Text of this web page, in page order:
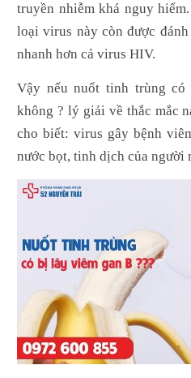
truyền nhiễm khá nguy
loại virus này còn được
nhanh hơn cả virus HIV.
Vậy nếu nuốt tinh trùng
không ? lý giải về thắc mắc
cho biết: virus gây bệnh
nước bọt, tinh dịch của người